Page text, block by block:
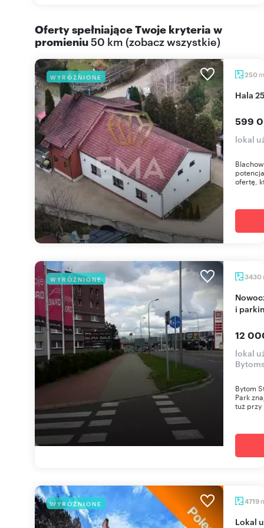
Oferty spełniające Twoje kryteria w
promieniu50 km (zobacz wszystkie)
WYRÓŻNIONE 250 m
Hala
599
lokal
ofertę,
WYRÓŻNIONE 3430
Nowoczesny biurowiec z salami konferencyjnymi
i
12
lokal
Bytom
Park
tuż
WYRÓŻNIONE 4719
Lokal użytkowy 4719 m² z parkingiem